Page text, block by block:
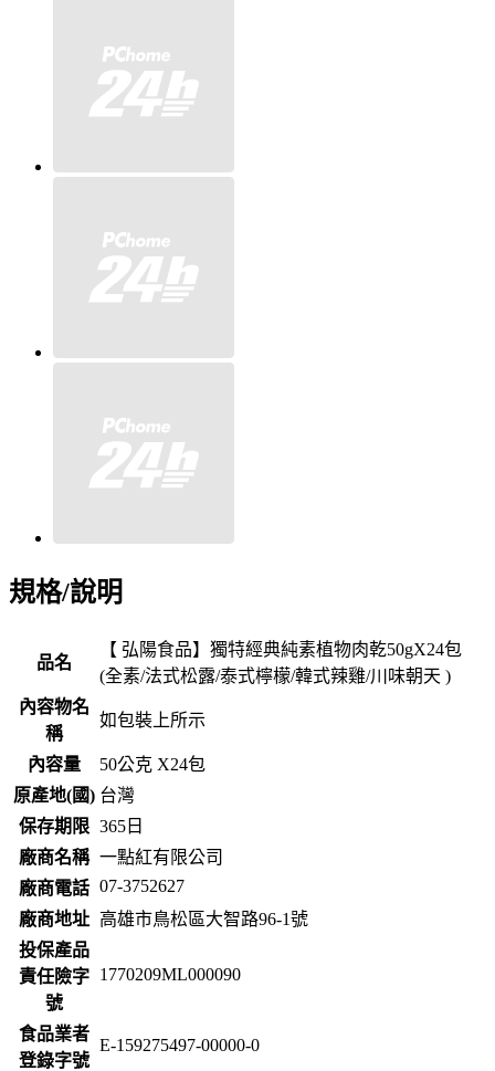
規格/說明
品名
【 弘陽食品】獨特經典純素植物肉乾50gX24包
(全素/法式松露/泰式檸檬/韓式辣雞/川味朝天 )
內容物名
稱
如包裝上所示
內容量
50公克 X24包
原產地(國) 台灣
保存期限 365 日
廠商名稱 一點紅有限公司
廠商電話 07-3752627
廠商地址
高雄市鳥松區大智路96-1號
投保產品
責任險字
號
1770209ML000090
食品業者
登錄字號
E-159275497-00000-0